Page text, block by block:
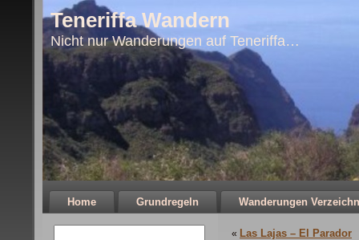
Teneriffa Wandern
Nicht nur Wanderungen auf Teneriffa…
Home Grundregeln Wanderungen
« Las Lajas – El Parador